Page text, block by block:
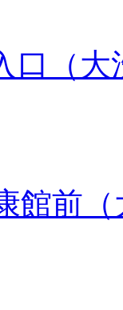
口（大
館前